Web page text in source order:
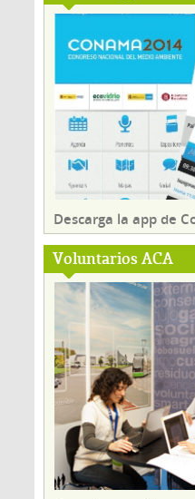
Descarga la app de
Voluntarios ACA